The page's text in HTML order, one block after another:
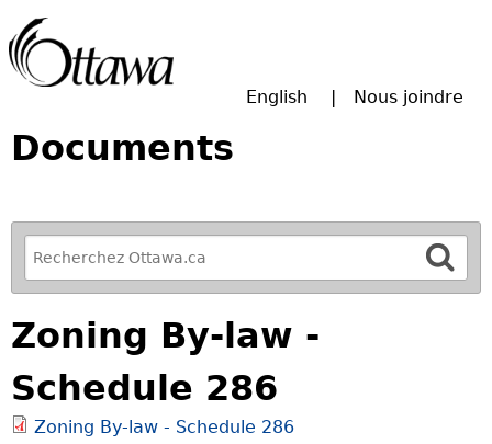
English Nous joindre
Documents
R
e
f
i
n
e
y
o
Zoning By-law -
Schedule 286
Zoning By-law - Schedule 286